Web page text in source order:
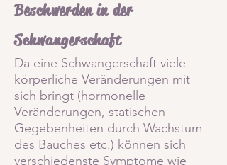
Beschwerden in der
Schwangerschaft
Da eine Schwangerschaft viele
körperliche Veränderungen mit
sich bringt (hormonelle
Veränderungen, statischen
Gegebenheiten durch Wachstum
des Bauches etc.) können sich
verschiedenste Symptome wie